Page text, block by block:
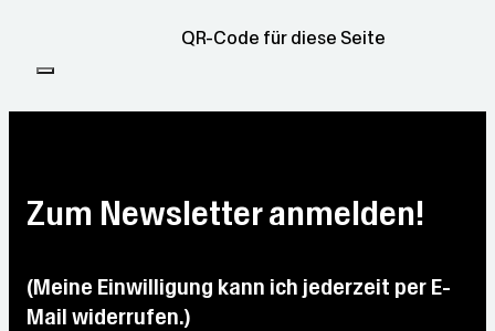
QR-Code für diese Seite
Zum Newsletter anmelden!
(Meine Einwilligung kann ich jederzeit per E-
Mail widerrufen.)